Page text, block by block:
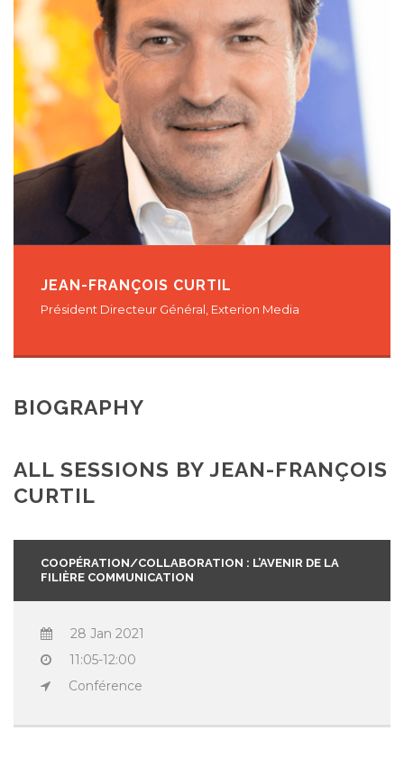
JEAN-FRANÇOIS CURTIL
Président Directeur Général, Exterion Media
BIOGRAPHY
ALL SESSIONS BY JEAN-FRANÇOIS
CURTIL
COOPÉRATION/COLLABORATION : L’AVENIR DE LA
FILIÈRE COMMUNICATION
28 Jan 2021
11:05-12:00
Conférence